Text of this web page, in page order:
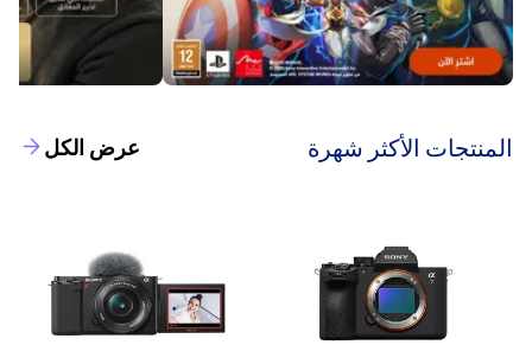
‫المنتجات الأكثر شهرة‬ عرض الكل